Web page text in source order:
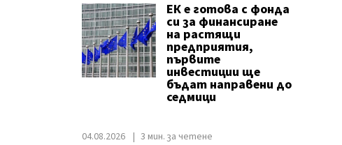
ЕК е готова с фонда
си за финансиране
на растящи
предприятия,
първите
инвестиции ще
бъдат направени до
седмици
04.08.2026 3 мин. за четене